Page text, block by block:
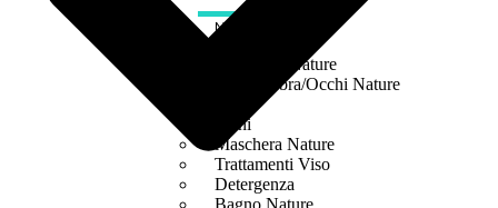
NATURALI
Fragranze Nature
Viso/Labbra/Occhi Nature
Corpo
Mani
Maschera Nature
Trattamenti Viso
Detergenza